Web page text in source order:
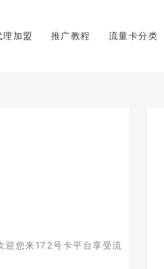
理加盟 推广教程 流量卡分类
迎您来172号卡平台享受流